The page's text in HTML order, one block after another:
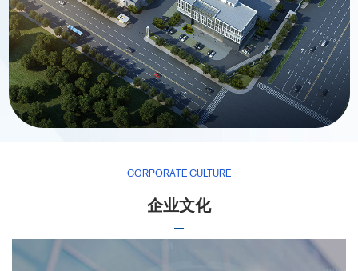
新闻资讯
CORPORATE CULTURE
企业文化